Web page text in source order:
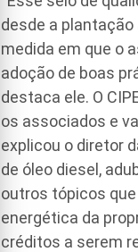
desde a plantação
medida em que o
adoção de boas
destaca ele. O
os associados e
explicou o diretor
de óleo diesel,
outros tópicos
energética da
créditos a serem